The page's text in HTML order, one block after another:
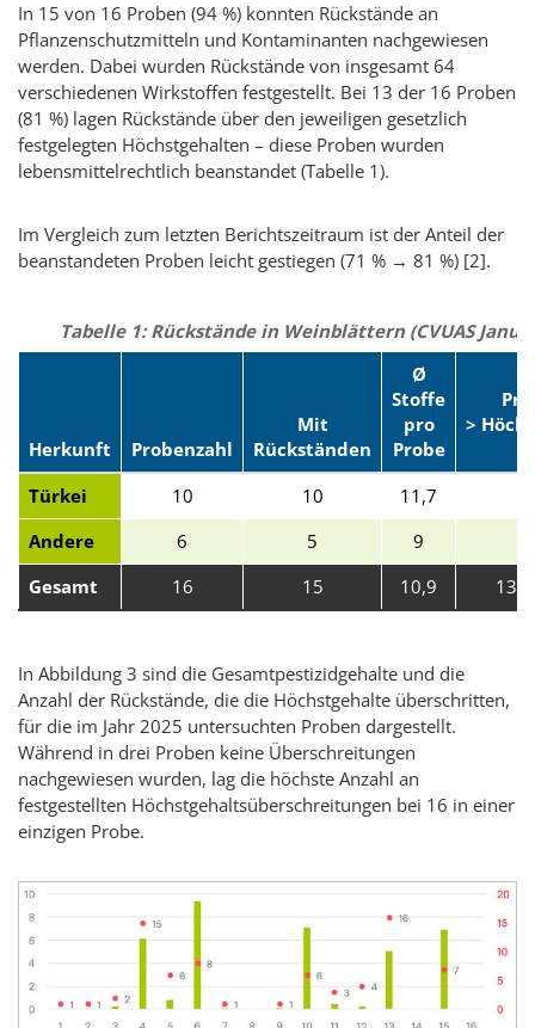
In 15 von 16 Proben (94 %) konnten Rückstände an
Pflanzenschutzmitteln und Kontaminanten nachgewiesen
werden. Dabei wurden Rückstände von insgesamt 64
verschiedenen Wirkstoffen festgestellt. Bei 13 der 16 Proben
(81 %) lagen Rückstände über den jeweiligen gesetzlich
festgelegten Höchstgehalten – diese Proben wurden
lebensmittelrechtlich beanstandet (Tabelle 1).
Im Vergleich zum letzten Berichtszeitraum ist der Anteil der
beanstandeten Proben leicht gestiegen (71 % → 81 %) [2].
Tabelle 1: Rückstände in Weinblättern (CVUAS
Herkunft Probenzahl
Mit
Rückständen
Ø
Stoffe
pro
Probe
>
Türkei
10 10 11,7
Andere
6 5 9
Gesamt
16 15 10,9 13
In Abbildung 3 sind die Gesamtpestizidgehalte und die
Anzahl der Rückstände, die die Höchstgehalte überschritten,
für die im Jahr 2025 untersuchten Proben dargestellt.
Während in drei Proben keine Überschreitungen
nachgewiesen wurden, lag die höchste Anzahl an
festgestellten Höchstgehaltsüberschreitungen bei 16 in einer
einzigen Probe.